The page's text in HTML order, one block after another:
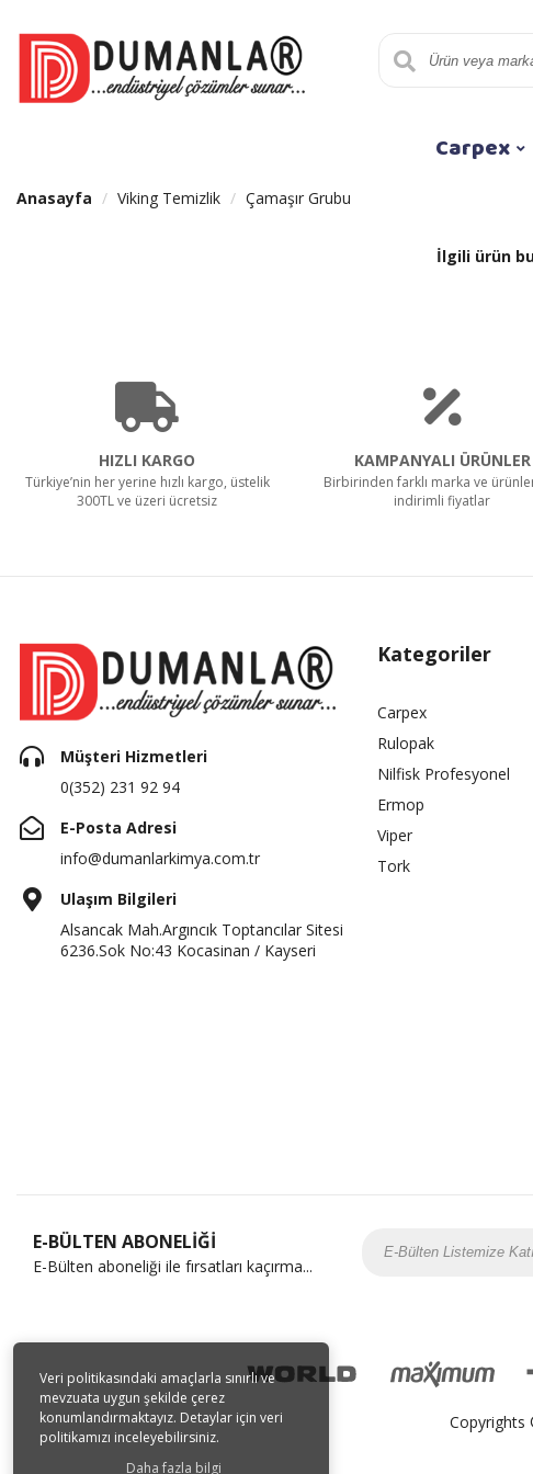
Veri politikasındaki amaçlarla sınırlı ve
mevzuata uygun şekilde çerez
konumlandırmaktayız. Detaylar için veri
politikamızı inceleyebilirsiniz.
Daha fazla bilgi
Carpex
Anasayfa Viking Temizlik Çamaşır Grubu
İlgili ürün
HIZLI KARGO
Türkiye’nin her yerine hızlı kargo, üstelik
300TL ve üzeri ücretsiz
KAMPANYALI ÜRÜNLER
Birbirinden farklı marka ve
indirimli fiyatlar
Müşteri Hizmetleri
0(352) 231 92 94
E-Posta Adresi
info@dumanlarkimya.com.tr
Ulaşım Bilgileri
Alsancak Mah.Argıncık Toptancılar Sitesi
6236.Sok No:43 Kocasinan / Kayseri
Kategoriler
Carpex
Rulopak
Nilfisk Profesyonel
Ermop
Viper
Tork
E-BÜLTEN ABONELİĞİ
E-Bülten aboneliği ile fırsatları kaçırma...
Copyrights